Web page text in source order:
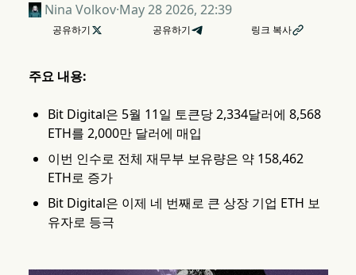
Nina Volkov·May 28 2026, 22:39
공유하기  공유하기 링크 복사
주요 내용:
Bit Digital은 5월 11일 토큰당 2,334달러에 8,568
ETH를 2,000만 달러에 매입
이번 인수로 전체 재무부 보유량은 약 158,462
ETH로 증가
Bit Digital은 이제 네 번째로 큰 상장 기업 ETH 보
유자로 등극